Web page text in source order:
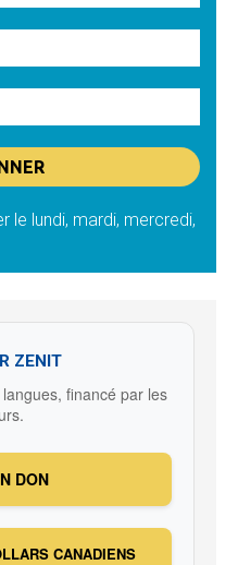
le lundi, mardi, mercredi,
ZENIT
financé par les
DON
CANADIENS